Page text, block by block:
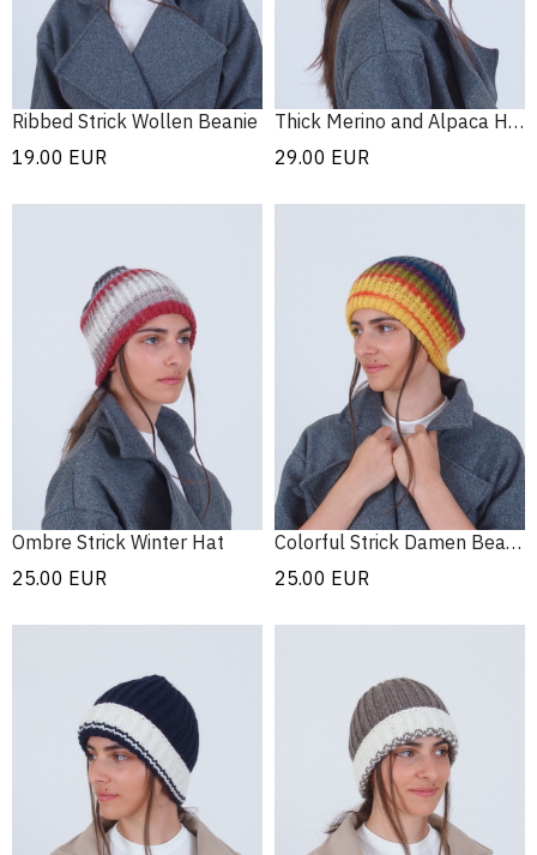
Ribbed Strick Wollen Beanie
19.00 EUR
Thick Merino and Alpaca Hat
29.00 EUR
Ombre Strick Winter Hat
25.00 EUR
Colorful Strick Damen Beanie
25.00 EUR